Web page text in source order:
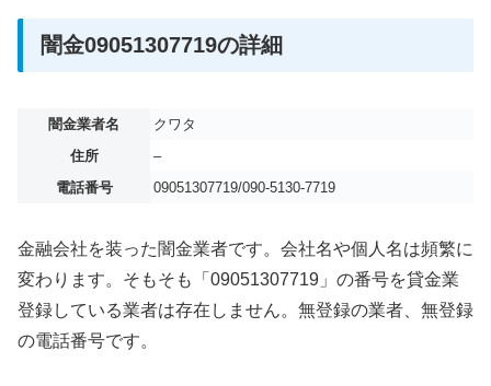
闇金09051307719の詳細
闇金業者名
クワタ
住所
–
電話番号
09051307719/090-5130-7719
金融会社を装った闇金業者です。会社名や個人名は頻繁に
変わります。そもそも「09051307719」の番号を貸金業
登録している業者は存在しません。無登録の業者、無登録
の電話番号です。